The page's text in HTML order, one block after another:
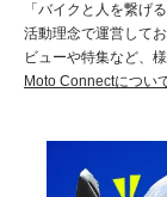
「バイクと人を繋げ
活動理念で運営して
ビューや特集など、
Moto Connectについ